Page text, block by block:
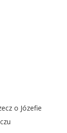
o Józefie